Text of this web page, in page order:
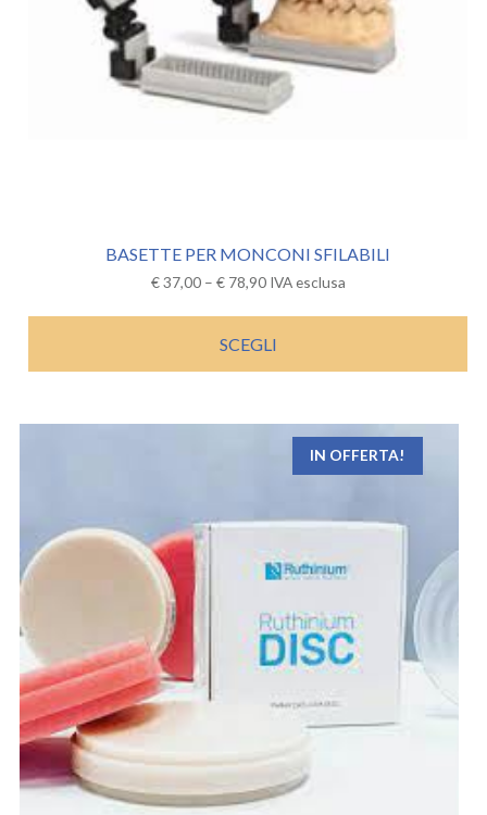
BASETTE PER MONCONI SFILABILI
€37,00– €78,90 IVA esclusa
SCEGLI
IN OFFERTA!